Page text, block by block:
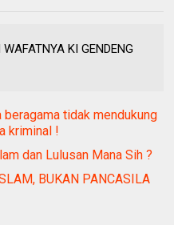
KI GENDENG
beragama tidak mendukung
kriminal !
dan Lulusan Mana Sih ?
BUKAN PANCASILA